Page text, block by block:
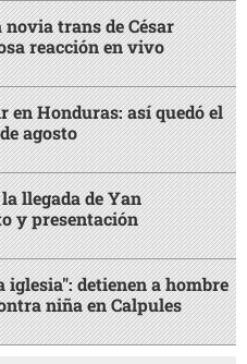
trans de César
reacción en vivo
en Honduras: así quedó el
agosto
llegada de Yan
y presentación
iglesia": detienen a hombre
niña en Calpules